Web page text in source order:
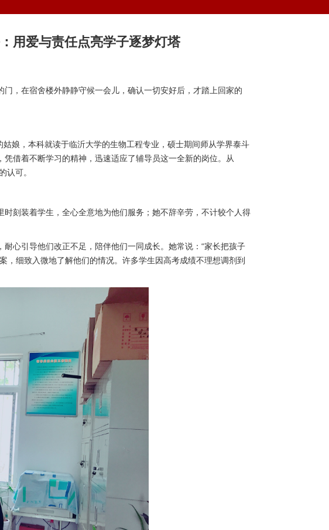
用爱与责任点亮学子逐梦灯塔
，在宿舍楼外静静守候一会儿，确认一切安好后，才踏上回家的
娘，本科就读于临沂大学的生物工程专业，硕士期间师从学界泰斗
借着不断学习的精神，迅速适应了辅导员这一全新的岗位。从
认可。
刻装着学生，全心全意地为他们服务；她不辞辛劳，不计较个人得
心引导他们改正不足，陪伴他们一同成长。她常说：“家长把孩子
，细致入微地了解他们的情况。许多学生因高考成绩不理想调剂到